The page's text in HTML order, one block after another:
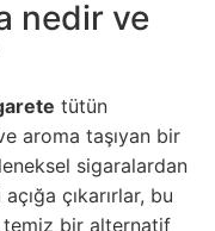
nedir ve
tütün
aroma taşıyan bir
sigaralardan
çıkarırlar, bu
temiz bir alternatif